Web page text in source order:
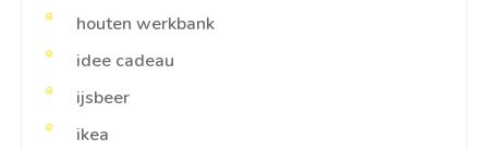
houten werkbank
idee cadeau
ijsbeer
ikea